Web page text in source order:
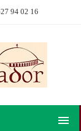
94 02 16
